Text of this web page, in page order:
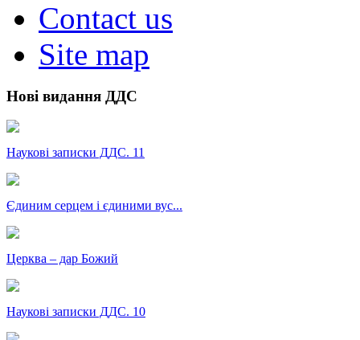
Contact us
Site map
Нові видання ДДС
Наукові записки ДДС. 11
Єдиним серцем і єдиними вус...
Церква – дар Божий
Наукові записки ДДС. 10